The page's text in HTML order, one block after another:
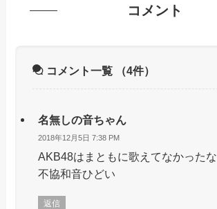
コメント
コメント一覧 （4件）
名無しの音ちゃん
2018年12月5日 7:38 PM
AKB48はまともに歌えてなかったな
不協和音ひどい
返信